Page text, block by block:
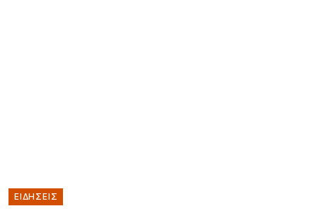
ΕΙΔΗΣΕΙΣ